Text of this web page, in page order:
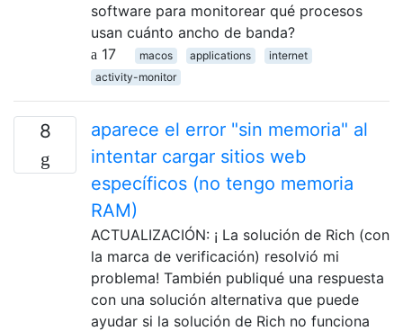
software para monitorear qué procesos
usan cuánto ancho de banda?
17
macos applications
internet
activity-monitor
8
aparece el error "sin memoria" al
intentar cargar sitios web
específicos (no tengo memoria
RAM)
ACTUALIZACIÓN: ¡ La solución de Rich (con
la marca de verificación) resolvió mi
problema! También publiqué una respuesta
con una solución alternativa que puede
ayudar si la solución de Rich no funciona